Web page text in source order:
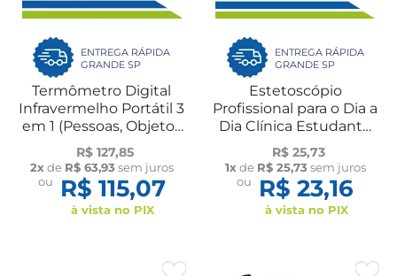
ENTREGA RÁPIDA
GRANDE SP
Termômetro Digital
Infravermelho Portátil 3
em 1 (Pessoas, Objetos
e Líquidos)
R$ 127,85
2xde R$ 63,93 sem juros
ou
R$ 115,07
à vista no PIX
ENTREGA RÁPIDA
GRANDE SP
Estetoscópio
Profissional para o Dia a
Dia Clínica Estudante
Enfermagem
Fisioterapia
R$ 25,73
1xde R$ 25,73 sem juros
ou
R$ 23,16
à vista no PIX